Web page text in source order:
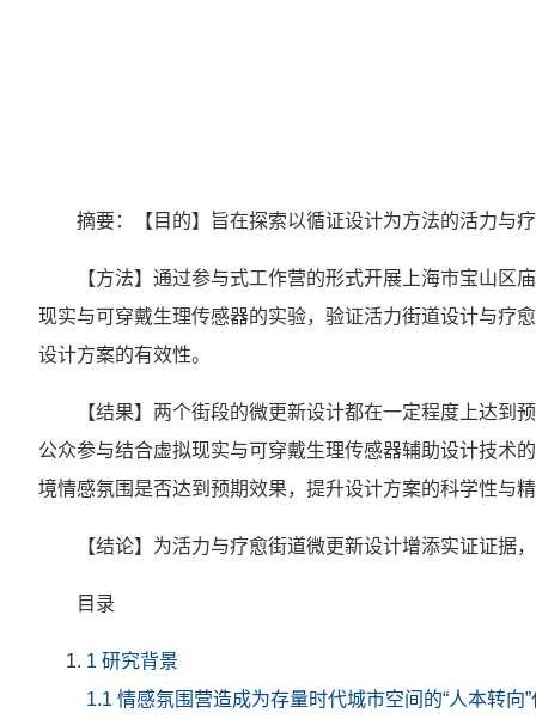
摘要：【目的】旨在探索以循证设计为方法的活力与
【方法】通过参与式工作营的形式开展上海市宝山
现实与可穿戴生理传感器的实验，验证活力街道设计与疗
设计方案的有效性。
【结果】两个街段的微更新设计都在一定程度上达
公众参与结合虚拟现实与可穿戴生理传感器辅助设计技术
境情感氛围是否达到预期效果，提升设计方案的科学性与
【结论】为活力与疗愈街道微更新设计增添实证证据
目录
1 研究背景
1.1 情感氛围营造成为存量时代城市空间的“人本转向”